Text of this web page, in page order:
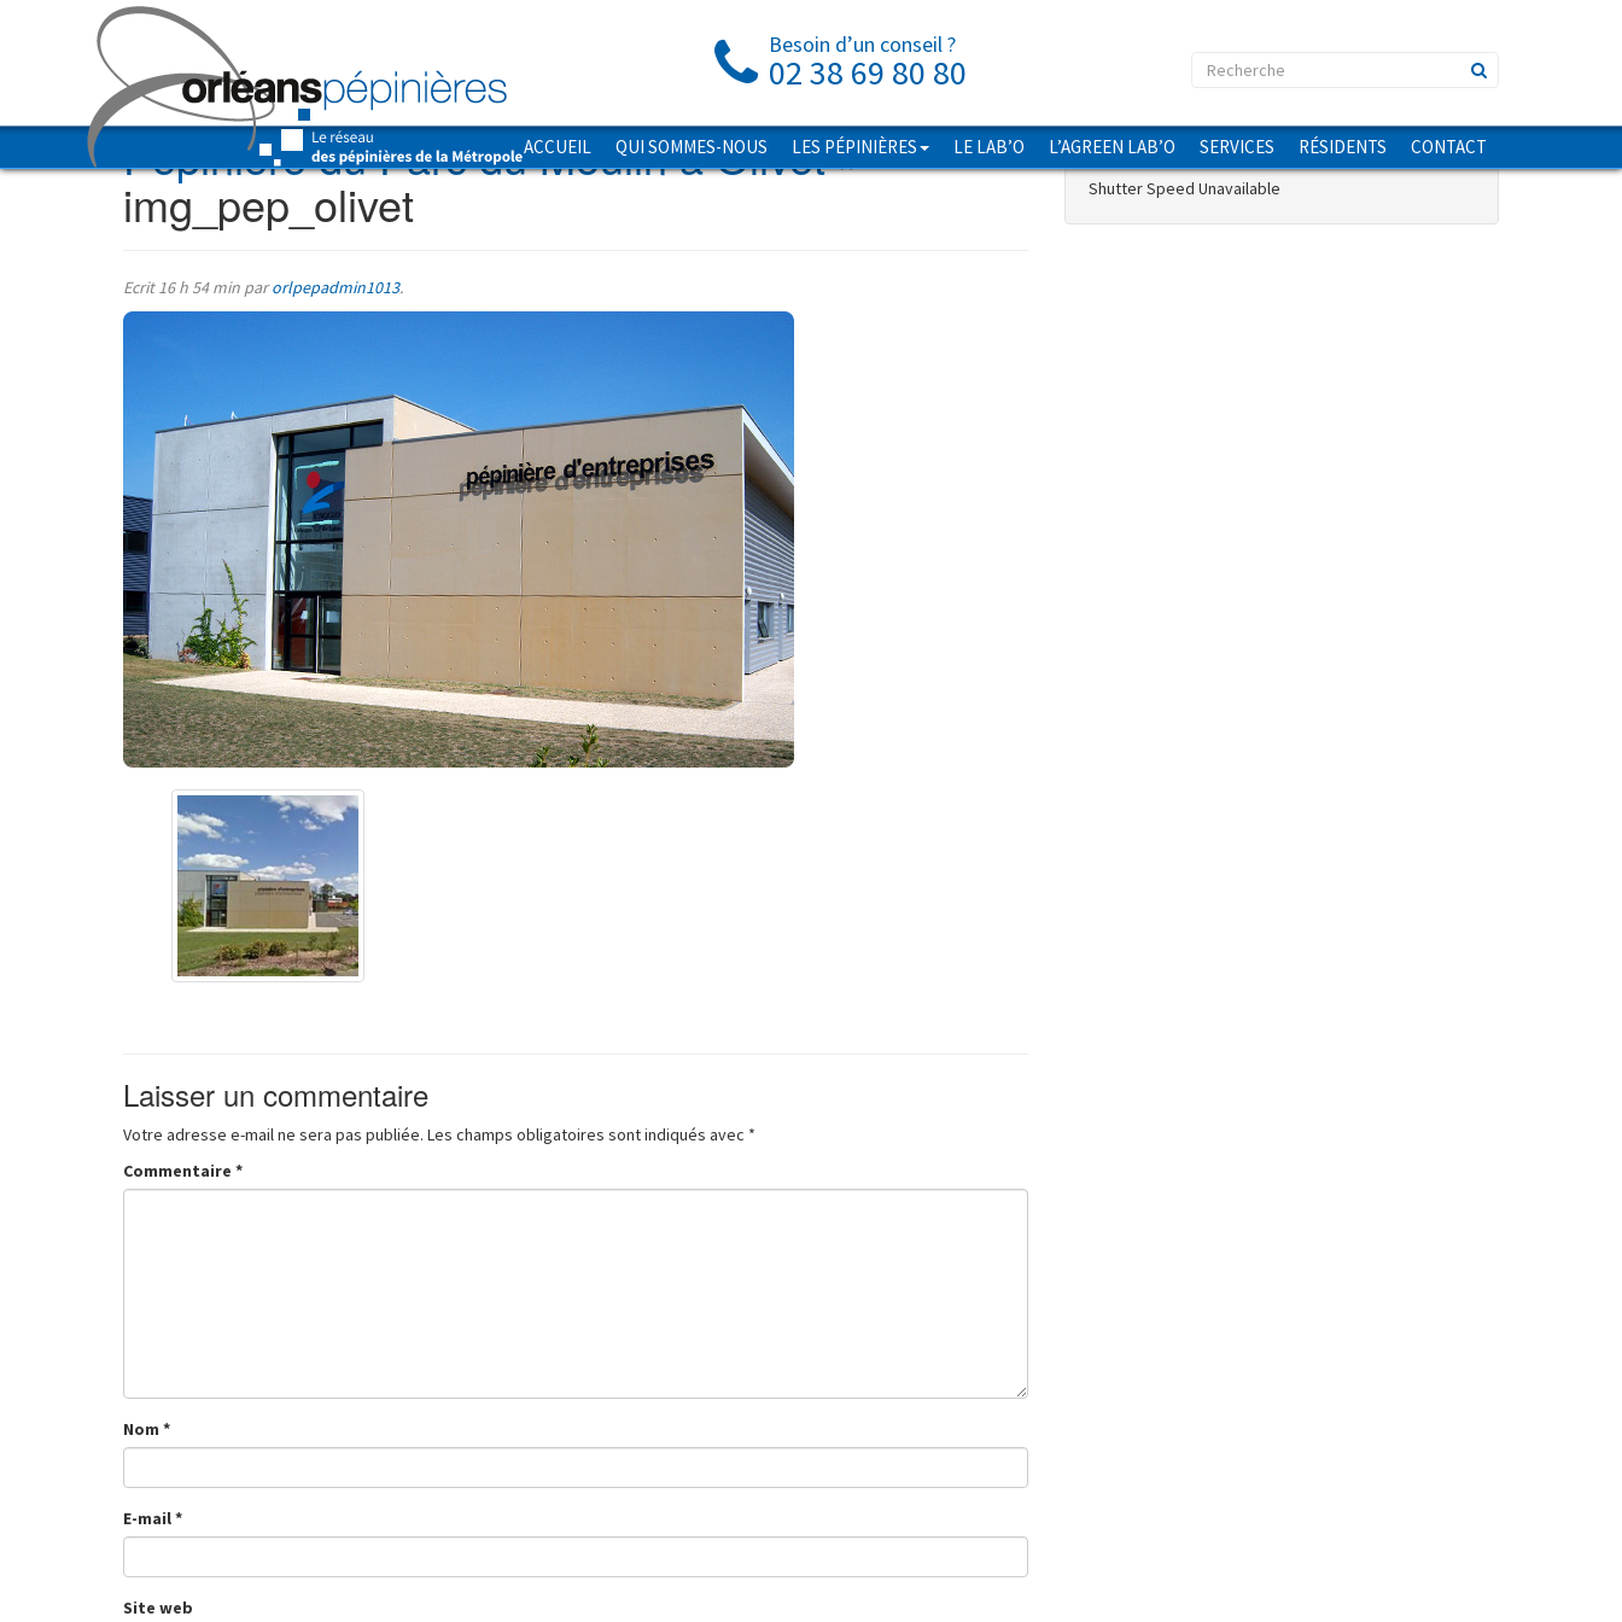
Besoin d’un conseil ?
02 38 69 80 80
ACCUEIL QUI SOMMES-NOUS LES PÉPINIÈRES LE LAB’O L’AGREEN LAB’O SERVICES RÉSIDENTS CONTACT
Pépinière du Parc du Moulin à Olivet»
img_pep_olivet
Ecrit16 h 54 min parorlpepadmin1013.
Laisser un commentaire
Votre adresse e-mail ne sera pas publiée. Les champs obligatoires sont indiqués avec *
Commentaire *
Nom *
E-mail*
Site web
Information de l'image
Shutter Speed Unavailable